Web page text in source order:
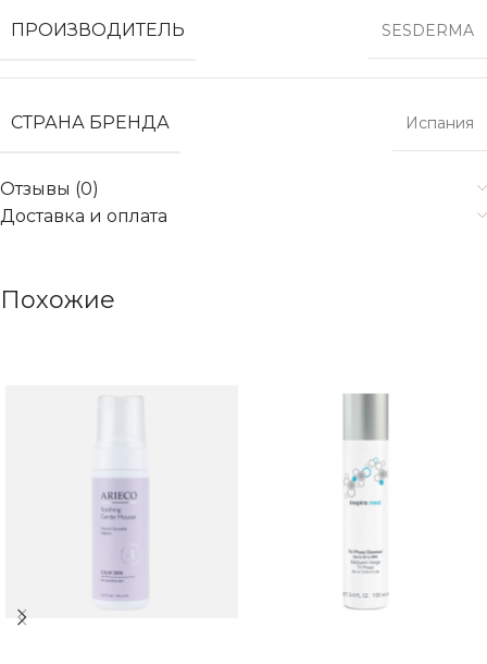
ПРОИЗВОДИТЕЛЬ
SESDERMA
СТРАНА БРЕНДА Испания
Отзывы (0)
Доставка и оплата
Похожие